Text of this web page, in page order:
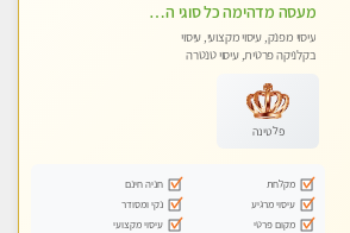
מעסה מדהימה כל סוגי העיסויים מעסה מקצועית ואיכותית פרטי!!! מוזמן לחוויה בלתי נשכחת!
עיסוי מפנק, עיסוי מקצועי, עיסוי
בקלניקה פרטית, עיסוי טנטרה
פלטינה
מקלחת
חניה חינם
עיסוי מרגיע
נקי ומסודר
מקום פרטי
עיסוי מקצועי